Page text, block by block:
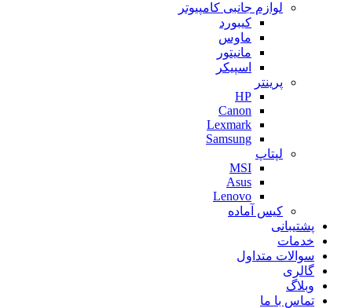
لوازم جانبی کامپیوتر
کیبورد
ماوس
مانیتور
اسپیکر
پرینتر
HP
Canon
Lexmark
Samsung
لپتاپ
MSI
Asus
Lenovo
کیس آماده
پشتیبانی
خدمات
سوالات متداول
گالری
وبلاگ
تماس با ما